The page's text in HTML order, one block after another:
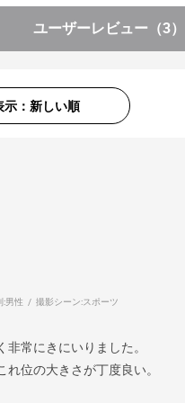
ユーザーレビュー （3）
示：新しい順
:男性 撮影シーン:スポーツ
常にきにいりました。
位の大きさが丁度良い。